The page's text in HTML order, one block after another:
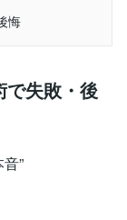
悔
失敗・後
”